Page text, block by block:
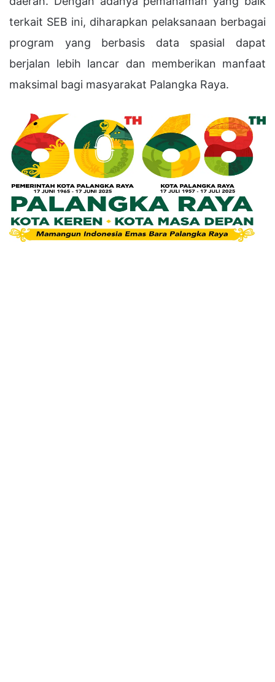
terkait SEB ini, diharapkan pelaksanaan berbagai
program yang berbasis data spasial dapat
berjalan lebih lancar dan memberikan manfaat
maksimal bagi masyarakat Palangka Raya.